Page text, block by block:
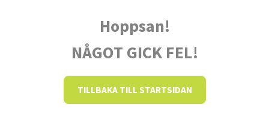
Hoppsan!
NÅGOT GICK FEL!
TILLBAKA TILL STARTSIDAN